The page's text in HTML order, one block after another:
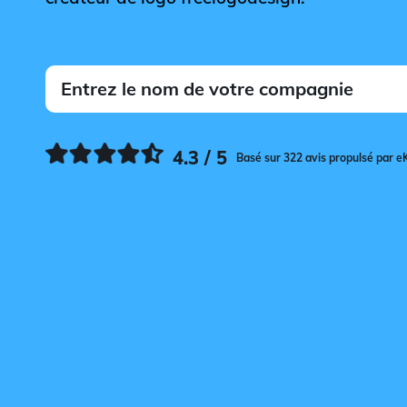
4.3 / 5 Basé sur 322 avis propulsé par